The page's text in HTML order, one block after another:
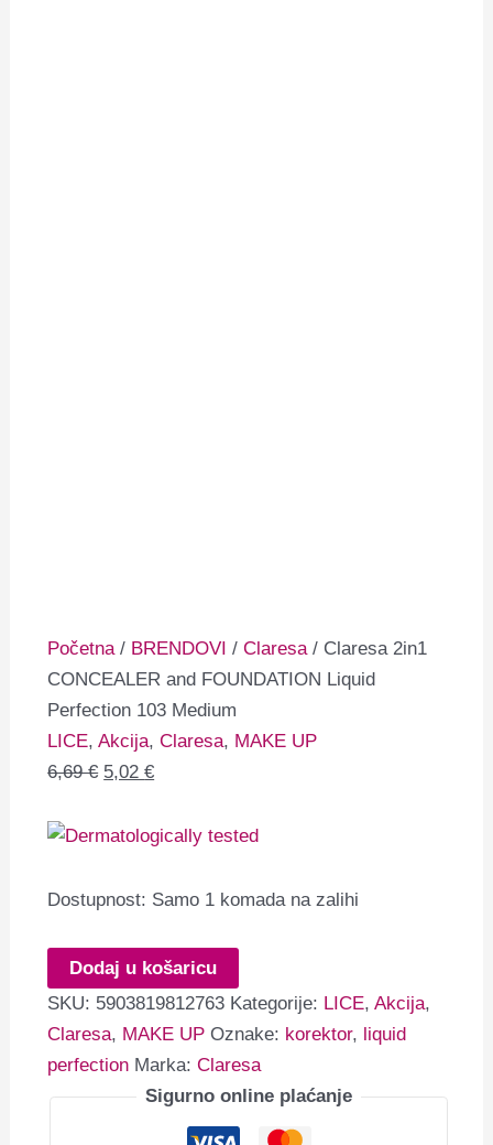
Početna / BRENDOVI /Claresa / Claresa 2in1
CONCEALER and FOUNDATION Liquid
Perfection 103 Medium
LICE,Akcija,Claresa, MAKE UP
6,69€ 5,02€
Dostupnost: Samo 1 komada na zalihi
Dodaj u košaricu
SKU: 5903819812763 Kategorije: LICE,Akcija,
Claresa, MAKE UP Oznake: korektor, liquid
perfection Marka:Claresa
Sigurno online plaćanje